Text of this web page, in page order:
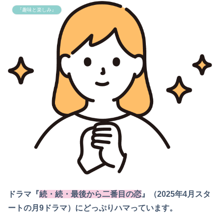
『趣味と楽しみ』
ドラマ『続・続・最後から二番目の恋 』（2025年4月スタ
ートの月9ドラマ）にどっぷりハマっています。